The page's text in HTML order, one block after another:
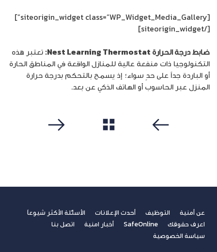
[siteorigin_widget class=”WP_Widget_Media_Gallery”]
[/siteorigin_widget]
ضابط درجة الحرارة Nest Learning Thermostat
: تعتبر هذه
التكنولوجيا ذات منفعة عالية للمنازل الواقعة في المناطق الحارة
أو الباردة جداً على حدٍ سواء؛ إذ يسمح بالتحكم بدرجة حرارة
المنزل عبر الحاسوب أو الهاتف الذكي عن بعد.
عن أمنية التوظيف أحدث الإعلانات
الأسئلة الأكثر شيوعاً
اعرف حقوقك
SafeOnline أخبار امنية
اتصل بنا
سياسة الخصوصية